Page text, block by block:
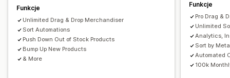
Funkcje
Unlimited Drag & Drop Merchandiser
Sort Automations
Push Down Out of Stock Products
Bump Up New Products
& More
Funkcje
Pro Drag &
Unlimited
Analytics,
Sort by
Automated
100k